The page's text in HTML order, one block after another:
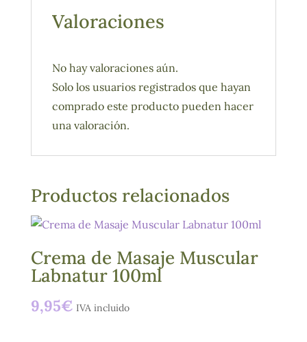
Valoraciones
No hay valoraciones aún.
Solo los usuarios registrados que hayan
comprado este producto pueden hacer
una valoración.
Productos relacionados
Crema de Masaje Muscular
Labnatur 100ml
9,95€ IVA incluido